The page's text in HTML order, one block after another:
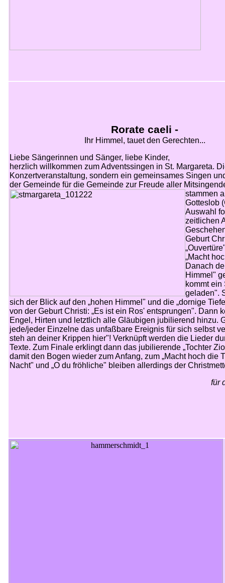
Rorate caeli -
Ihr Himmel, tauet den Gerechten...
Liebe Sängerinnen und Sänger, liebe Kinder,
herzlich willkommen zum Adventssingen in St. Margareta.
Konzertveranstaltung, sondern ein gemeinsames Singen
der Gemeinde für die Gemeinde zur Freude aller
stammen
Gotteslob
Auswahl
zeitlichen
Geburt
„Macht
Danach
Himmel"
kommt ein
geladen".
sich der Blick auf den „hohen Himmel" und die „dornige
von der Geburt Christi: „Es ist ein Ros' entsprungen". Dann
Engel, Hirten und letztlich alle Gläubigen jubilierend hinzu.
jede/jeder Einzelne das unfaßbare Ereignis für sich selbst
steh an deiner Krippen hier"! Verknüpft werden die Lieder
Texte. Zum Finale erklingt dann das jubilierende „Tochter
damit den Bogen wieder zum Anfang, zum „Macht hoch die
Nacht" und „O du fröhliche" bleiben allerdings der
für